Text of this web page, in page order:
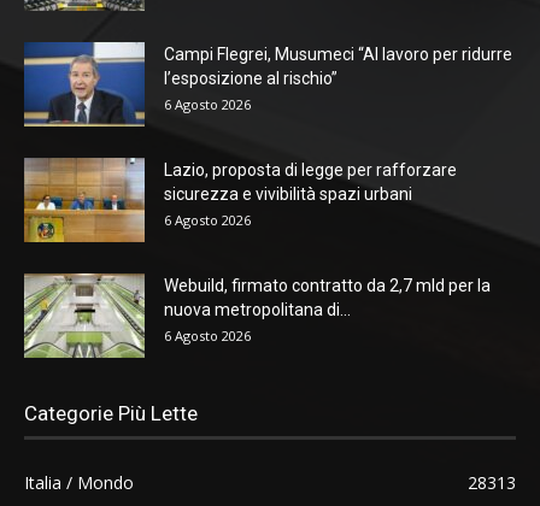
Campi Flegrei, Musumeci “Al lavoro per ridurre
l’esposizione al rischio”
6 Agosto 2026
Lazio, proposta di legge per rafforzare
sicurezza e vivibilità spazi urbani
6 Agosto 2026
Webuild, firmato contratto da 2,7 mld per la
nuova metropolitana di...
6 Agosto 2026
Categorie Più Lette
Italia / Mondo
28313